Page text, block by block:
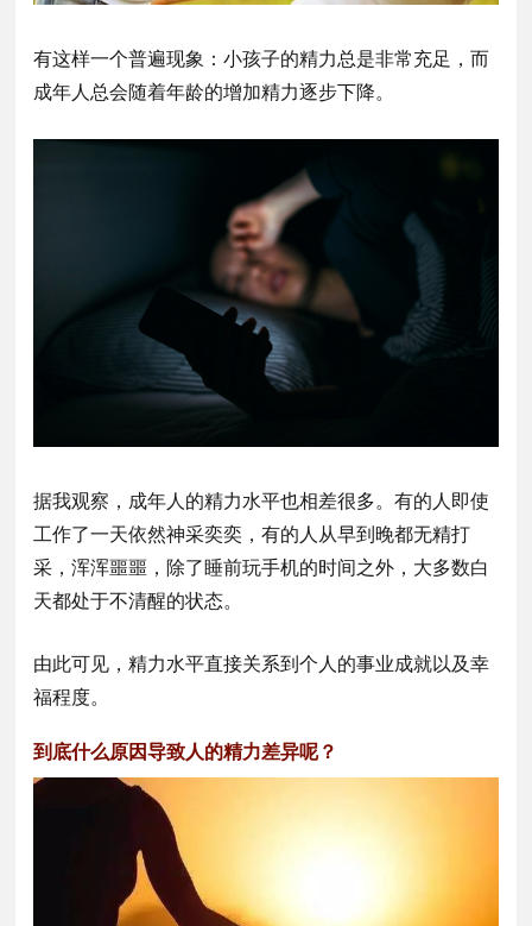
有这样一个普遍现象：小孩子的精力总是非常充足，而
成年人总会随着年龄的增加精力逐步下降。
据我观察，成年人的精力水平也相差很多。有的人即使
工作了一天依然神采奕奕，有的人从早到晚都无精打
采，浑浑噩噩，除了睡前玩手机的时间之外，大多数白
天都处于不清醒的状态。
由此可见，精力水平直接关系到个人的事业成就以及幸
福程度。
到底什么原因导致人的精力差异呢？